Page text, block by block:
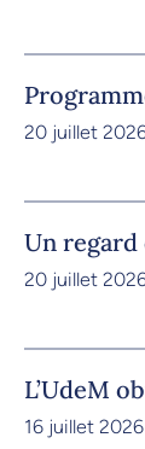
20 juillet
Un
20 juillet
L’UdeM
16 juillet 2026